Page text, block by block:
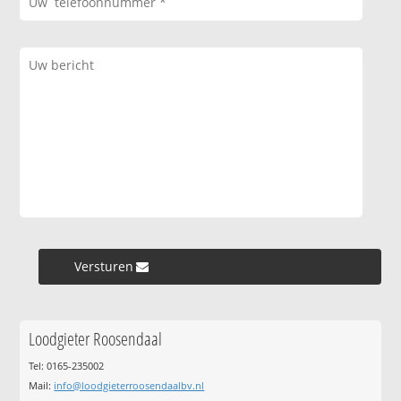
Versturen »
Loodgieter Roosendaal
Tel: 0165-235002
Mail: info@loodgieterroosendaalbv.nl